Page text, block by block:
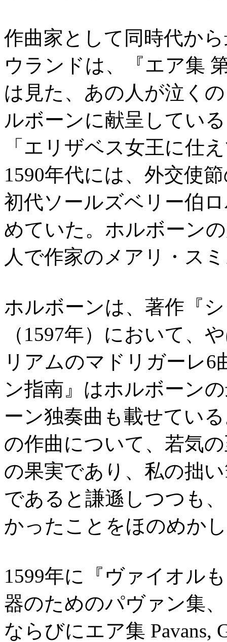
作曲家として同時代か
ウランドは、『エア集
は見た、あの人が泣くの
ルボーンに献呈してい
「エリザベス女王に仕
1590年代には、外交使
初代ソールズベリー伯
めていた。ホルボーン
人で作家のメアリ・ス
ホルボーンは、著作『
（1597年）において、
リアムのマドリガーレ
ン指南』はホルボーン
ーン独奏曲も載せてい
の作曲について、若気
の果実であり、私の拙
であると謙遜しつつも
かったことをほのめか
1599年に『ヴァイオル
器のためのパヴァン集
ならびにエア集 Pavans,